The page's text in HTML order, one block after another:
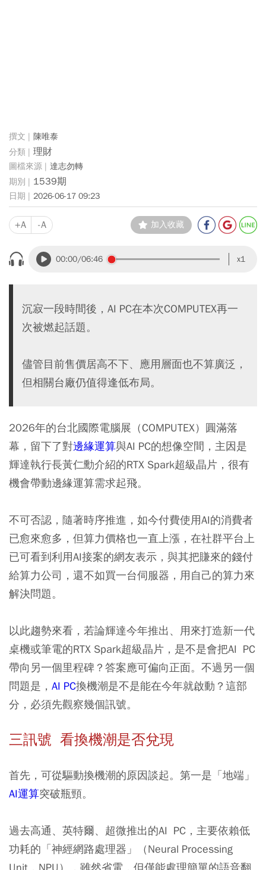
陳唯泰
理財
達志勿轉
1539期
2026-06-17 09:23
+A -A 加入收藏
00:00/06:46 x1
沉寂一段時間後，AI PC在本次COMPUTEX再一
次被燃起話題。
儘管目前售價居高不下、應用層面也不算廣泛，
但相關台廠仍值得逢低布局。
2026年的台北國際電腦展（COMPUTEX）圓滿落
幕，留下了對邊緣運算與AI PC的想像空間，主因是
輝達執行長黃仁勳介紹的RTX Spark超級晶片，很有
機會帶動邊緣運算需求起飛。
不可否認，隨著時序推進，如今付費使用AI的消費者
已愈來愈多，但算力價格也一直上漲，在社群平台上
已可看到利用AI接案的網友表示，與其把賺來的錢付
給算力公司，還不如買一台伺服器，用自己的算力來
解決問題。
以此趨勢來看，若論輝達今年推出、用來打造新一代
桌機或筆電的RTX Spark超級晶片，是不是會把AI PC
帶向另一個里程碑？答案應可偏向正面。不過另一個
問題是， AI PC換機潮是不是能在今年就啟動？這部
分，必須先觀察幾個訊號。
三訊號 看換機潮是否兌現
首先，可從驅動換機潮的原因談起。第一是「地端」
AI運算突破瓶頸。
過去高通、英特爾、超微推出的AI PC，主要依賴低
功耗的「神經網路處理器」（Neural Processing